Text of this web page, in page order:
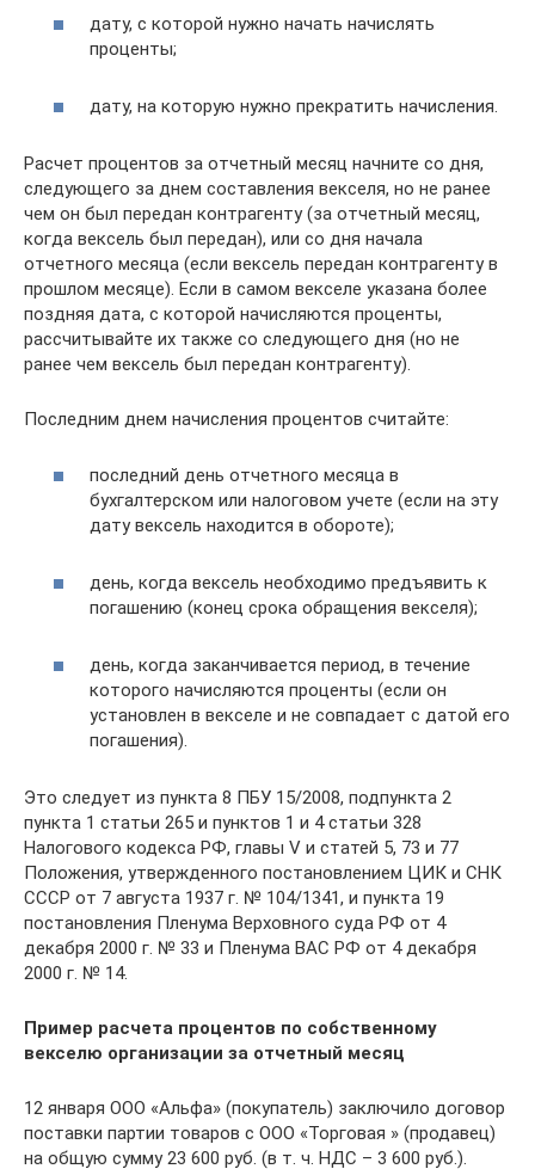
дату, с которой нужно начать начислять
проценты;
дату, на которую нужно прекратить начисления.
Расчет процентов за отчетный месяц начните со дня,
следующего за днем составления векселя, но не ранее
чем он был передан контрагенту (за отчетный месяц,
когда вексель был передан), или со дня начала
отчетного месяца (если вексель передан контрагенту в
прошлом месяце). Если в самом векселе указана более
поздняя дата, с которой начисляются проценты,
рассчитывайте их также со следующего дня (но не
ранее чем вексель был передан контрагенту).
Последним днем начисления процентов считайте:
последний день отчетного месяца в
бухгалтерском или налоговом учете (если на эту
дату вексель находится в обороте);
день, когда вексель необходимо предъявить к
погашению (конец срока обращения векселя);
день, когда заканчивается период, в течение
которого начисляются проценты (если он
установлен в векселе и не совпадает с датой его
погашения).
Это следует из пункта 8 ПБУ 15/2008, подпункта 2
пункта 1 статьи 265 и пунктов 1 и 4 статьи 328
Налогового кодекса РФ, главы V и статей 5, 73 и 77
Положения, утвержденного постановлением ЦИК и СНК
СССР от 7 августа 1937 г. № 104/1341, и пункта 19
постановления Пленума Верховного суда РФ от 4
декабря 2000 г. № 33 и Пленума ВАС РФ от 4 декабря
2000 г. № 14.
Пример расчета процентов по собственному
векселю организации за отчетный месяц
12 января ООО «Альфа» (покупатель) заключило договор
поставки партии товаров с ООО «Торговая » (продавец)
на общую сумму 23 600 руб. (в т. ч. НДС – 3 600 руб.).